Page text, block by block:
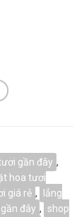
gần đây ,
hoa tươi
giá rẻ ,
lẳng
đây , shop